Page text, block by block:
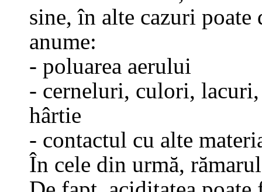
sine, în alte cazuri
anume:
- poluarea aerului
- cerneluri, culori,
hârtie
- contactul cu alte
În cele din urmă,